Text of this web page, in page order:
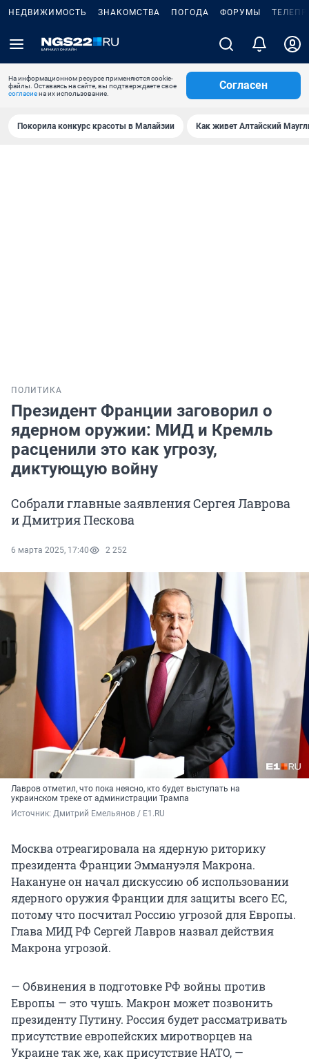
НЕДВИЖИМОСТЬ ЗНАКОМСТВА ПОГОДА ФОРУМЫ
На информационном ресурсе применяются cookie-
файлы. Оставаясь на сайте, вы подтверждаете свое
согласиена их использование.
Согласен
Покорила конкурс красоты в Малайзии Как живет Алтайский
ПОЛИТИКА
Президент Франции заговорил о
ядерном оружии: МИД и Кремль
расценили это как угрозу,
диктующую войну
Собрали главные заявления Сергея Лаврова
и Дмитрия Пескова
6 марта 2025, 17:40 2 252
Лавров отметил, что пока неясно, кто будет выступать на
украинском треке от администрации Трампа
Источник: Дмитрий Емельянов / E1.RU
Москва отреагировала на ядерную риторику
президента Франции Эммануэля Макрона.
Накануне он начал дискуссию об использовании
ядерного оружия Франции для защиты всего ЕС,
потому что посчитал Россию угрозой для Европы.
Глава МИД РФ Сергей Лавров назвал действия
Макрона угрозой.
— Обвинения в подготовке РФ войны против
Европы — это чушь. Макрон может позвонить
президенту Путину. Россия будет рассматривать
присутствие европейских миротворцев на
Украине так же, как присутствие НАТО, —